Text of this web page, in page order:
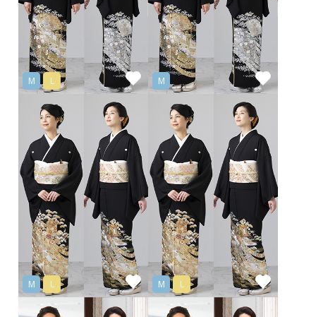
M L M
M L M L